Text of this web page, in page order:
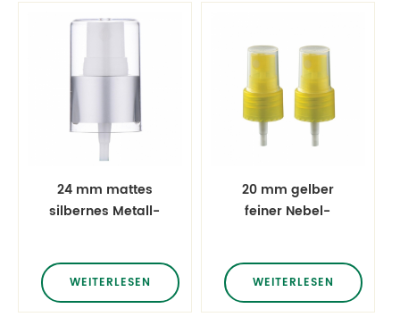
24 mm mattes
silbernes Metall-
Kunststoffzerstäuber
Parfüm-
WEITERLESEN
20 mm gelber
feiner Nebel-
Parfüm-
Desinfektionsmittel
WEITERLESEN